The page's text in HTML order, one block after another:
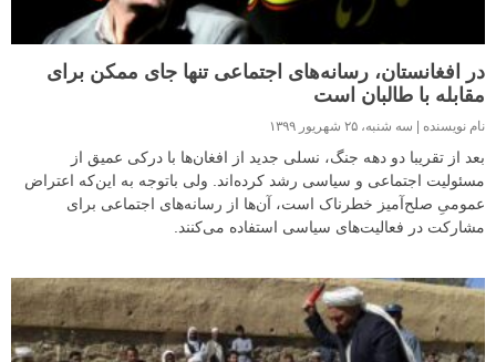
در افغانستان، رسانه‌های اجتماعی تنها جای ممکن برای
مقابله با طالبان است
نام نویسنده سه شنبه، ۲۵ شهریور ۱۳۹۹
بعد از تقریبا دو دهه جنگ، نسلی جدید از افغان‌ها با درکی عمیق از
مسئولیت اجتماعی و سیاسی رشد کرده‌اند. ولی باتوجه به این‌که اعتراض
عمومیِ صلح‌آمیز خطرناک است، آن‌ها از رسانه‌های اجتماعی برای
مشارکت در فعالیت‌های سیاسی استفاده می‌کنند.